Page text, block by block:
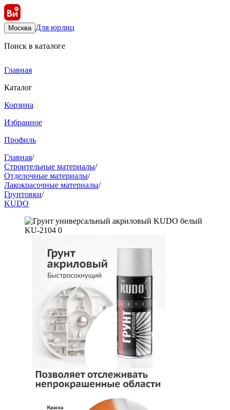
Москва Для юрлиц
Поиск в каталоге
Главная
Каталог
Корзина
Избранное
Профиль
Главная/
Строительные материалы/
Отделочные материалы/
Лакокрасочные материалы/
Грунтовки/
KUDO